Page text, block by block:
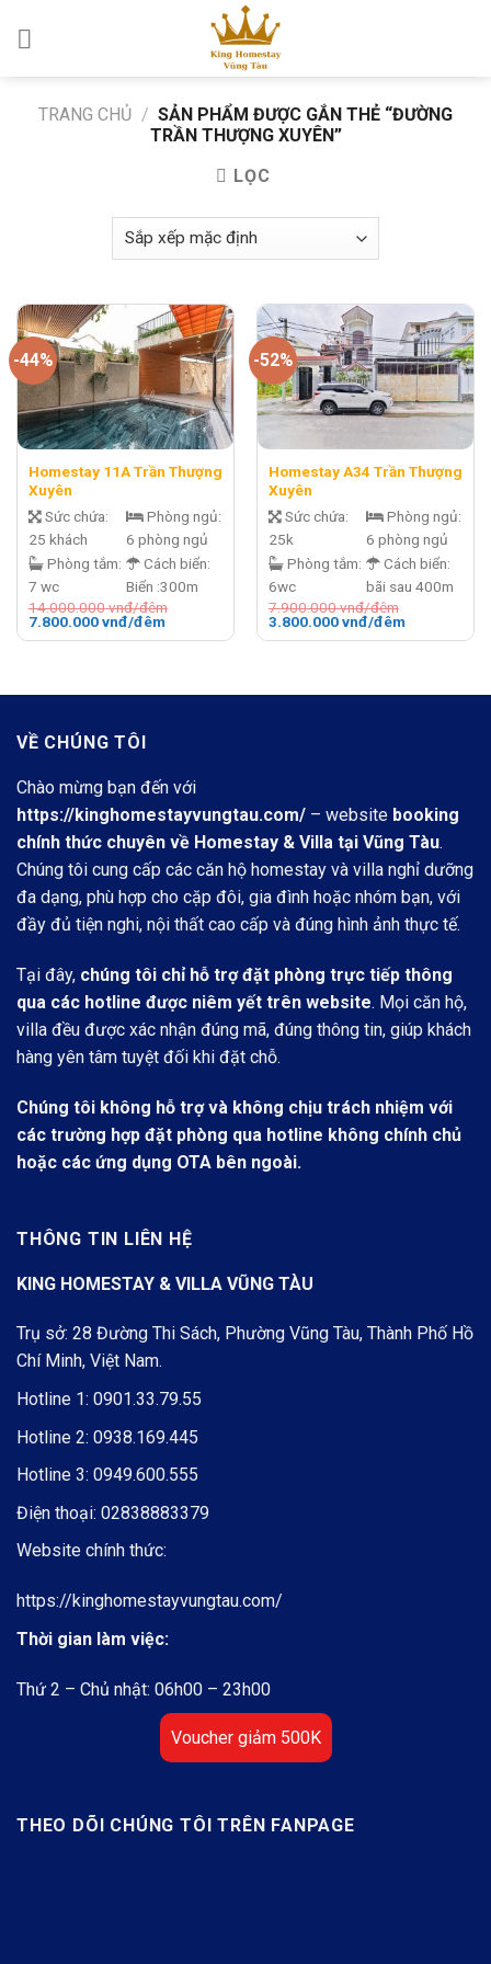
TRANG CHỦ / SẢN PHẨM ĐƯỢC GẮN THẺ “ĐƯỜNG
TRẦN THƯỢNG XUYÊN”
LỌC
-44%
Homestay 11A Trần Thượng
Xuyên
Sức chứa:
25 khách
Phòng tắm:
7 wc
Phòng ngủ:
6 phòng ngủ
Cách biển:
Biển :300m
14.000.000vnđ/đêm
Giá
7.800.000vnđ/đêmGiá
đêm.
-52%
Homestay A34 Trần Thượng
Xuyên
Sức chứa:
25k
Phòng tắm:
6wc
Phòng ngủ:
6 phòng ngủ
Cách biển:
bãi sau 400m
7.900.000vnđ/đêm
Giá
3.800.000vnđ/đêmGiá
đêm.
VỀ CHÚNG TÔI
Chào mừng bạn đến với
https://kinghomestayvungtau.com/ – website booking
chính thức chuyên về Homestay & Villa tại Vũng Tàu.
Chúng tôi cung cấp các căn hộ homestay và villa nghỉ dưỡng
đa dạng, phù hợp cho cặp đôi, gia đình hoặc nhóm bạn, với
đầy đủ tiện nghi, nội thất cao cấp và đúng hình ảnh thực tế.
Tại đây, chúng tôi chỉ hỗ trợ đặt phòng trực tiếp thông
qua các hotline được niêm yết trên website. Mọi căn hộ,
villa đều được xác nhận đúng mã, đúng thông tin, giúp khách
hàng yên tâm tuyệt đối khi đặt chỗ.
Chúng tôi không hỗ trợ và không chịu trách nhiệm với
các trường hợp đặt phòng qua hotline không chính chủ
hoặc các ứng dụng OTA bên ngoài.
THÔNG TIN LIÊN HỆ
KING HOMESTAY & VILLA VŨNG TÀU
Trụ sở: 28 Đường Thi Sách, Phường Vũng Tàu, Thành Phố Hồ
Chí Minh, Việt Nam.
Hotline 1: 0901.33.79.55
Hotline 2: 0938.169.445
Hotline 3: 0949.600.555
Điện thoại: 02838883379
Website chính thức:
https://kinghomestayvungtau.com/
Thời gian làm việc:
Thứ 2 – Chủ nhật: 06h00 – 23h00
Voucher giảm 500K
THEO DÕI CHÚNG TÔI TRÊN FANPAGE